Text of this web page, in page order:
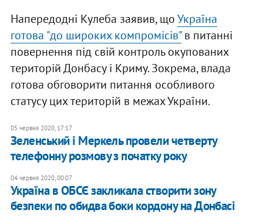
Напередодні Кулеба заявив, щоУкраїна
готова "до широких компромісів"в питанні
повернення під свій контроль окупованих
територій Донбасу і Криму. Зокрема, влада
готова обговорити питання особливого
статусу цих територій в межах України.
05 червня 2020, 17:17
Зеленський і Меркель провели четверту
телефонну розмову з початку року
04 червня 2020, 00:07
Україна в ОБСЄ закликала створити зону
безпеки по обидва боки кордону на Донбасі